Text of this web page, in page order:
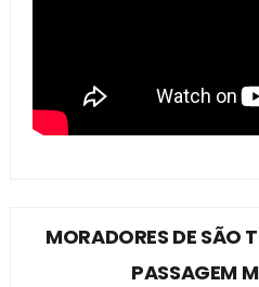
MORADORES DE SÃO
PASSAGEM